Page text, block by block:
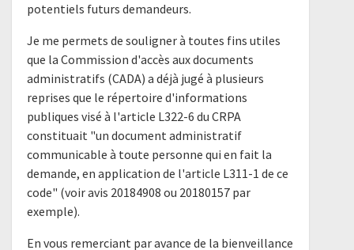
potentiels futurs demandeurs.
Je me permets de souligner à toutes fins utiles
que la Commission d'accès aux documents
administratifs (CADA) a déjà jugé à plusieurs
reprises que le répertoire d'informations
publiques visé à l'article L322-6 du CRPA
constituait "un document administratif
communicable à toute personne qui en fait la
demande, en application de l'article L311-1 de ce
code" (voir avis 20184908 ou 20180157 par
exemple).
En vous remerciant par avance de la bienveillance